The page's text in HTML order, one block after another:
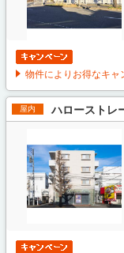
物件によりお得なキャ
屋内 ハローストレ